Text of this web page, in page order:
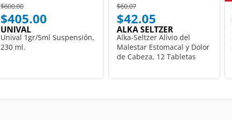
Price reduced from
$600.00to
$405.00
UNIVAL
Unival 1gr/5ml Suspensión,
230 ml.
Price reduced from
$60.07to
$42.05
ALKA SELTZER
Alka-Seltzer Alivio del
Malestar Estomacal y Dolor
de Cabeza, 12 Tabletas